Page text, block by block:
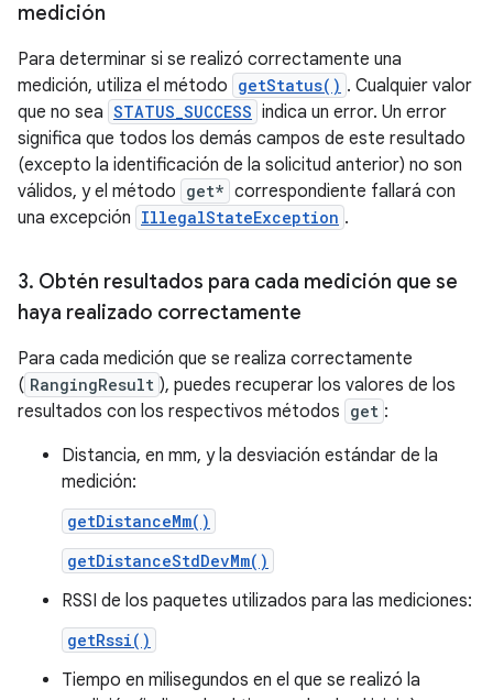
medición
Para determinar si se realizó correctamente una
medición, utiliza el método getStatus() . Cualquier valor
que no sea STATUS_SUCCESS indica un error. Un error
significa que todos los demás campos de este resultado
(excepto la identificación de la solicitud anterior) no son
válidos, y el método get* correspondiente fallará con
una excepción IllegalStateException .
3. Obtén resultados para cada medición que se
haya realizado correctamente
Para cada medición que se realiza correctamente
( RangingResult ), puedes recuperar los valores de los
resultados con los respectivos métodos get :
Distancia, en mm, y la desviación estándar de la
medición:
getDistanceMm()
getDistanceStdDevMm()
RSSI de los paquetes utilizados para las mediciones:
getRssi()
Tiempo en milisegundos en el que se realizó la